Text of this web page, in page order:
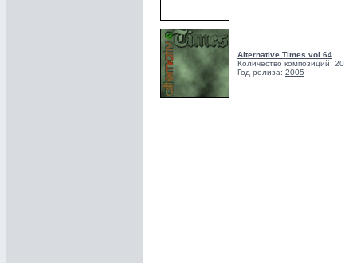
Alternative Times vol.64
Количество композиций: 20
Год релиза: 2005